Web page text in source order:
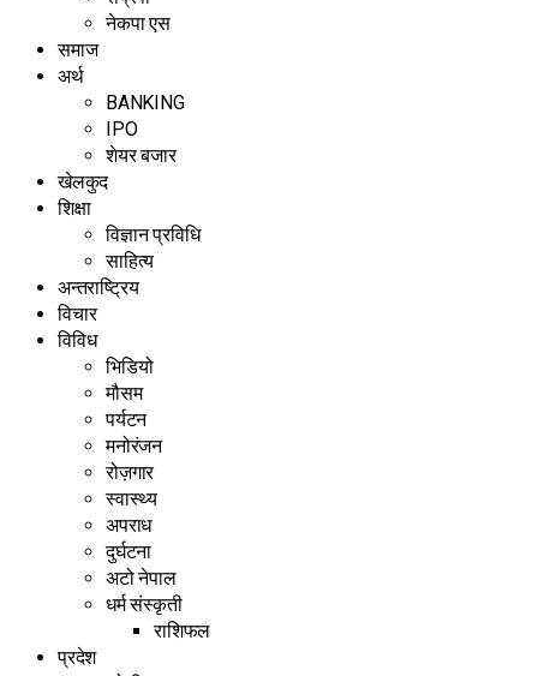
नेकपा एस
समाज
अर्थ
BANKING
IPO
शेयर बजार
खेलकुद
शिक्षा
विज्ञान प्रविधि
साहित्य
अन्तराष्ट्रिय
विचार
विविध
भिडियो
मौसम
पर्यटन
मनोरंजन
रोज़गार
स्वास्थ्य
अपराध
दुर्घटना
अटो नेपाल
धर्म संस्कृती
राशिफल
प्रदेश